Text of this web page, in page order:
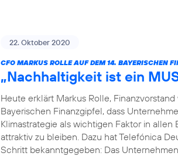
22. Oktober 2020
CFO MARKUS ROLLE AUF DEM 14. BAYERISCHEN
„Nachhaltigkeit ist ein
Heute erklärt Markus Rolle,
Bayerischen Finanzgipfel, dass
Klimastrategie als wichtigen Faktor in
attraktiv zu bleiben. Dazu hat Telefónica
Schritt bekanntgegeben: Das